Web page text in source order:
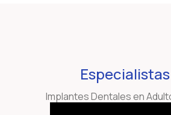
Especialistas
Implantes Dentales en